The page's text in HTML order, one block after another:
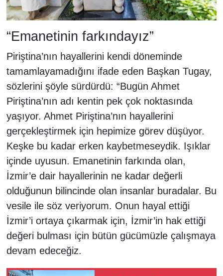
“Emanetinin farkındayız”
Piriştina’nın hayallerini kendi döneminde
tamamlayamadığını ifade eden Başkan Tugay,
sözlerini şöyle sürdürdü: “Bugün Ahmet
Piriştina’nın adı kentin pek çok noktasında
yaşıyor. Ahmet Piriştina’nın hayallerini
gerçekleştirmek için hepimize görev düşüyor.
Keşke bu kadar erken kaybetmeseydik. Işıklar
içinde uyusun. Emanetinin farkında olan,
İzmir’e dair hayallerinin ne kadar değerli
olduğunun bilincinde olan insanlar buradalar. Bu
vesile ile söz veriyorum. Onun hayal ettiği
İzmir’i ortaya çıkarmak için, İzmir’in hak ettiği
değeri bulması için bütün gücümüzle çalışmaya
devam edeceğiz.